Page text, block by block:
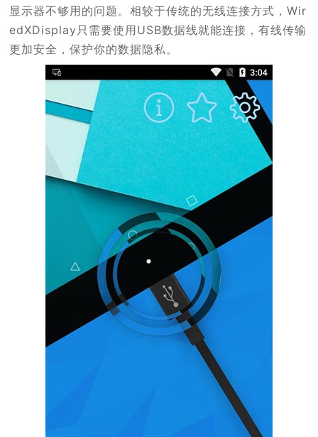
显示器不够用的问题。相较于传统的无线连接方式，Wir
edXDisplay只需要使用USB数据线就能连接，有线传输
更加安全，保护你的数据隐私。